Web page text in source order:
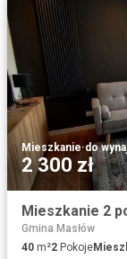
Mieszkanie·do
2 300 zł
Mieszkanie 2
Gmina Masłów
40 m²2 Pokoje